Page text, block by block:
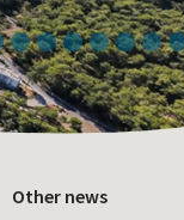
4 5 6 7 8 9 10
Other news